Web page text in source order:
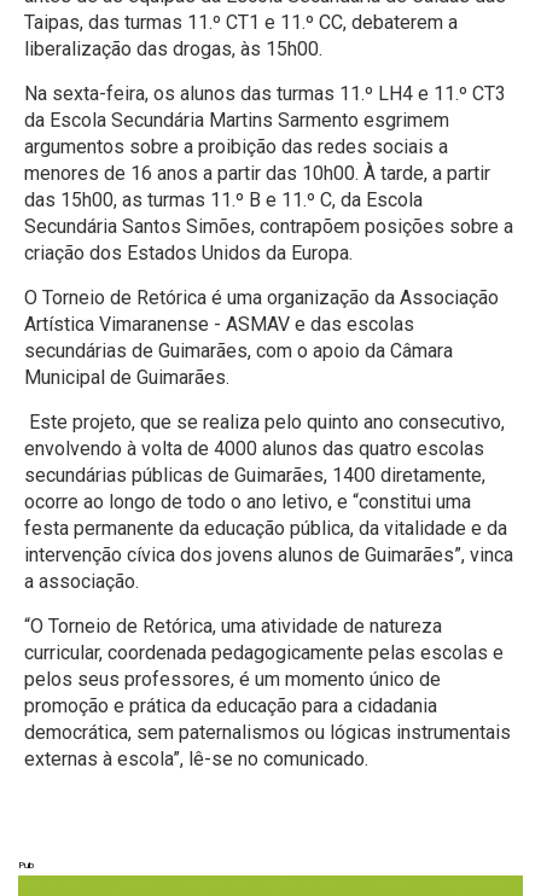
Taipas, das turmas 11.º CT1 e 11.º CC, debaterem a
liberalização das drogas, às 15h00.
Na sexta-feira, os alunos das turmas 11.º LH4 e 11.º CT3
da Escola Secundária Martins Sarmento esgrimem
argumentos sobre a proibição das redes sociais a
menores de 16 anos a partir das 10h00. À tarde, a partir
das 15h00, as turmas 11.º B e 11.º C, da Escola
Secundária Santos Simões, contrapõem posições sobre a
criação dos Estados Unidos da Europa.
O Torneio de Retórica é uma organização da Associação
Artística Vimaranense - ASMAV e das escolas
secundárias de Guimarães, com o apoio da Câmara
Municipal de Guimarães.
Este projeto, que se realiza pelo quinto ano consecutivo,
envolvendo à volta de 4000 alunos das quatro escolas
secundárias públicas de Guimarães, 1400 diretamente,
ocorre ao longo de todo o ano letivo, e “constitui uma
festa permanente da educação pública, da vitalidade e da
intervenção cívica dos jovens alunos de Guimarães”, vinca
a associação.
“O Torneio de Retórica, uma atividade de natureza
curricular, coordenada pedagogicamente pelas escolas e
pelos seus professores, é um momento único de
promoção e prática da educação para a cidadania
democrática, sem paternalismos ou lógicas instrumentais
externas à escola”, lê-se no comunicado.
Pub